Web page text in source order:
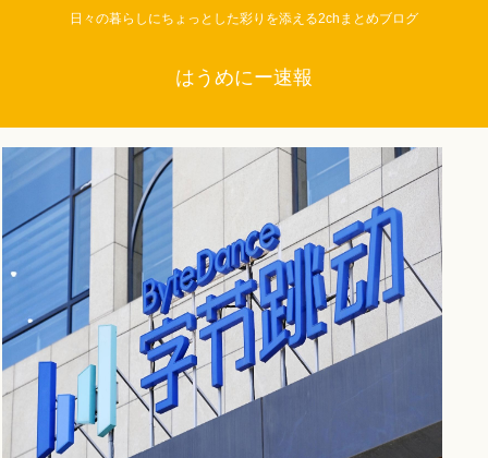
日々の暮らしにちょっとした彩りを添える2chまとめブログ
はうめにー速報